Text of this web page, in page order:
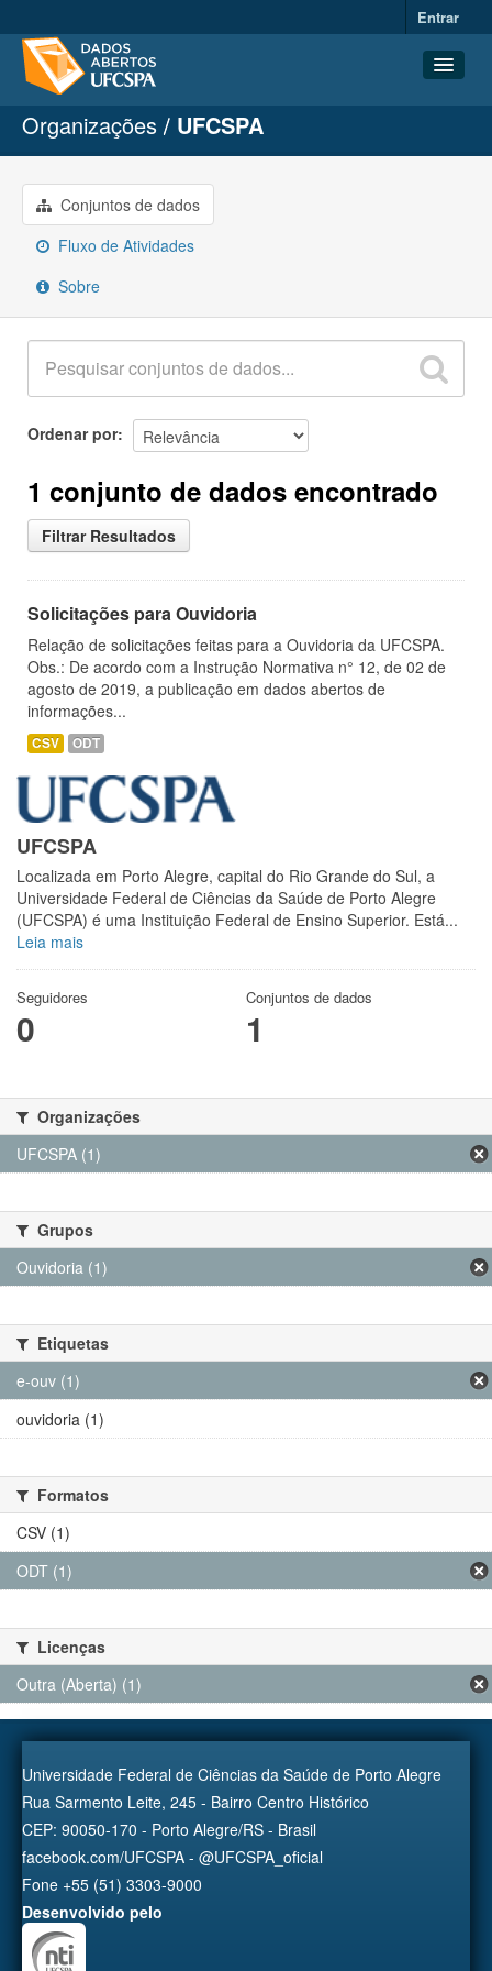
Entrar
Conjuntos de dados
Organizações
Grupos
Sobre
Organizações UFCSPA
Conjuntos de dados
Fluxo de Atividades
Sobre
Ordenar por
1 conjunto de dados encontrado
Filtrar Resultados
Solicitações para Ouvidoria
Relação de solicitações feitas para a Ouvidoria da UFCSPA.
Obs.: De acordo com a Instrução Normativa n° 12, de 02 de
agosto de 2019, a publicação em dados abertos de
informações...
CSV ODT
UFCSPA
Localizada em Porto Alegre, capital do Rio Grande do Sul, a
Universidade Federal de Ciências da Saúde de Porto Alegre
(UFCSPA) é uma Instituição Federal de Ensino Superior. Está...
Leia mais
Seguidores
0
Conjuntos de dados
1
Organizações
UFCSPA (1)
Grupos
Ouvidoria (1)
Etiquetas
e-ouv (1)
ouvidoria (1)
Formatos
CSV (1)
ODT (1)
Licenças
Outra (Aberta) (1)
Universidade Federal de Ciências da Saúde de Porto Alegre
Rua Sarmento Leite, 245 - Bairro Centro Histórico
CEP: 90050-170 - Porto Alegre/RS - Brasil
facebook.com/UFCSPA - @UFCSPA_oficial
Fone +55 (51) 3303-9000
Desenvolvido pelo